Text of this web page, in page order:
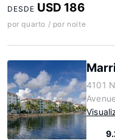
DESDE USD 186
por quarto / por noite
4101